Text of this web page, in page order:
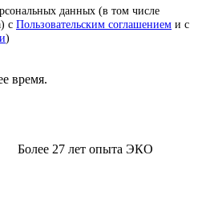
данных (в том числе
с Пользовательским соглашением и с
)
время.
Более 27 лет опыта ЭКО